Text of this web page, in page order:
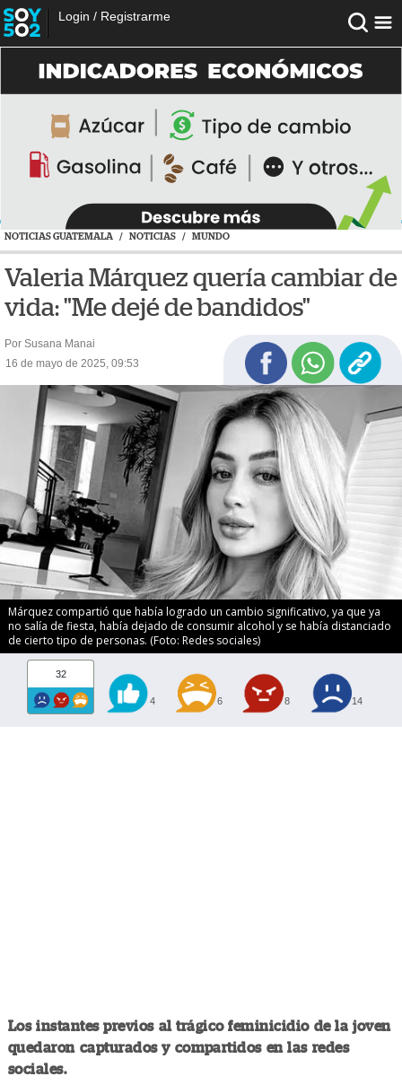
Login / Registrarme
NOTICIAS GUATEMALA / NOTICIAS / MUNDO
Valeria Márquez quería cambiar de
vida: "Me dejé de bandidos"
Por Susana Manai
16 de mayo de 2025, 09:53
Márquez compartió que había logrado un cambio significativo, ya que ya
no salía de fiesta, había dejado de consumir alcohol y se había distanciado
de cierto tipo de personas. (Foto: Redes sociales)
32
4 6 8 14
Los instantes previos al trágico feminicidio de la joven
quedaron capturados y compartidos en las redes
sociales.